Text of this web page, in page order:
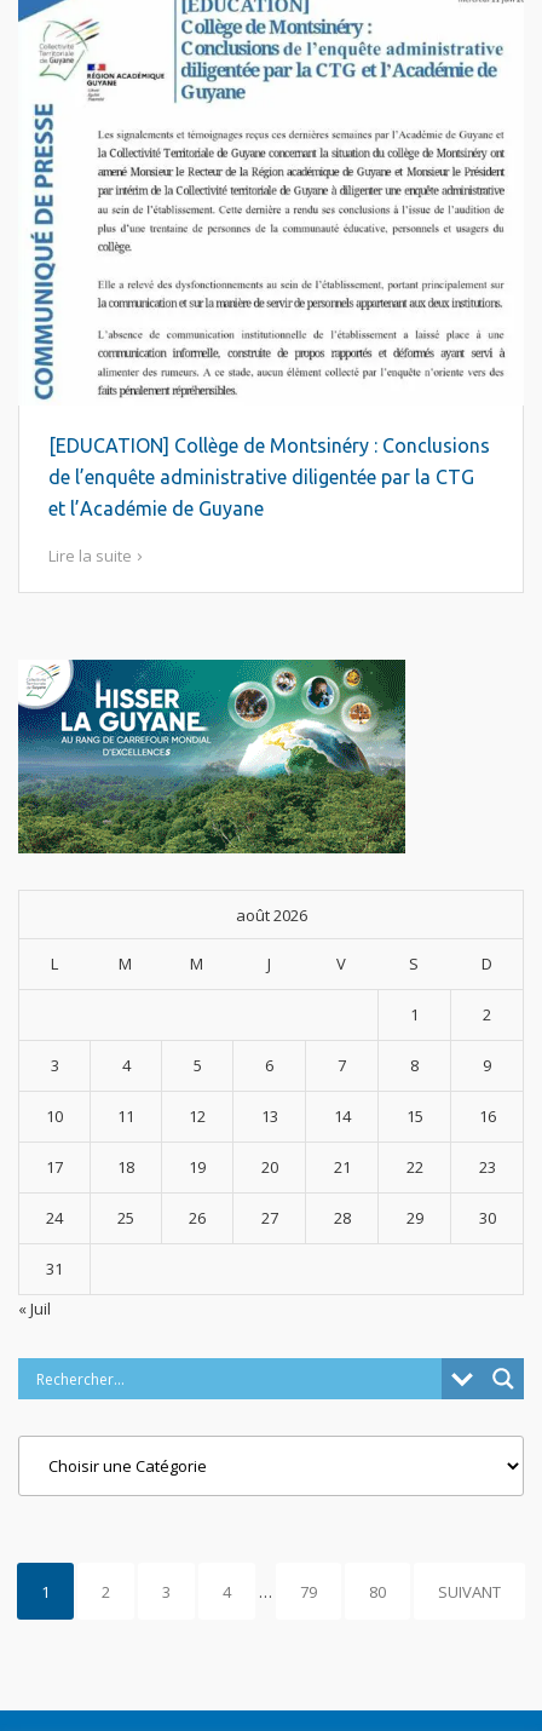
[EDUCATION] Collège de Montsinéry : Conclusions
de l’enquête administrative diligentée par la CTG
et l’Académie de Guyane
Lire la suite
août 2026
L M M J V S D
1 2
3 4 5 6 7 8 9
10 11 12 13 14 15 16
17 18 19 20 21 22 23
24 25 26 27 28 29 30
31
« Juil
1 2 3 4 … 79 80 SUIVANT